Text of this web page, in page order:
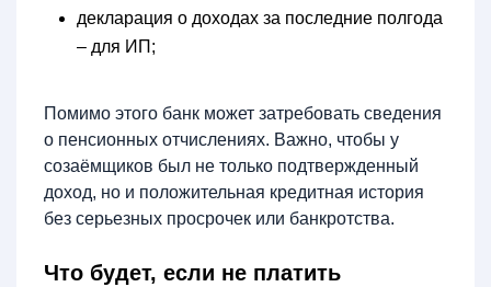
декларация о доходах за последние полгода
– для ИП;
Помимо этого банк может затребовать сведения
о пенсионных отчислениях. Важно, чтобы у
созаёмщиков был не только подтвержденный
доход, но и положительная кредитная история
без серьезных просрочек или банкротства.
Что будет, если не платить